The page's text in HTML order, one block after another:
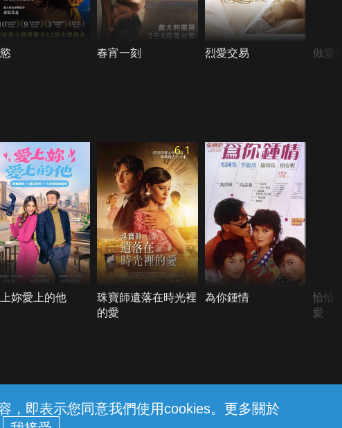
，即表示您同意我們使用cookies。更多關於
春宵一刻 烈愛交易 做愛
妳愛上的他
6.1
珠寶師遺落在時光裡
的愛
為你鍾情
恰恰
愛